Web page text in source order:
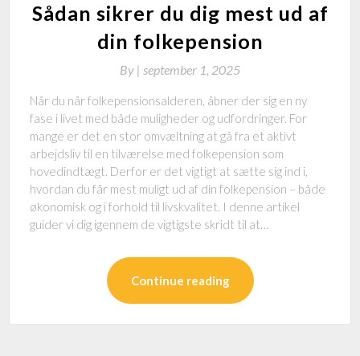
Sådan sikrer du dig mest ud af
din folkepension
By | september 1, 2025
Når du når folkepensionsalderen, åbner der sig en ny
fase i livet med både muligheder og udfordringer. For
mange er det en stor omvæltning at gå fra et aktivt
arbejdsliv til en tilværelse med folkepension som
hovedindtægt. Derfor er det vigtigt at sætte sig ind i,
hvordan du får mest muligt ud af din folkepension – både
økonomisk og i forhold til livskvalitet. I denne artikel
guider vi dig igennem de vigtigste skridt til at…
Continue reading